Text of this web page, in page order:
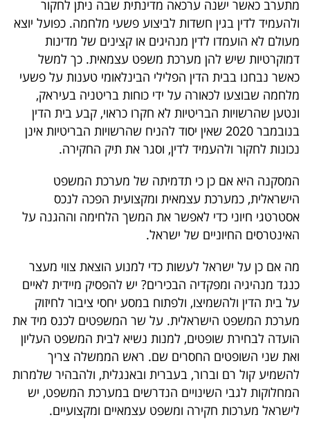
פרסמו
באייס
עקבו
אחרינו:
מתערב כאשר ישנה ערכאה מדינתית שבה ניתן לחקור
ולהעמיד לדין בגין חשדות לביצוע פשעי מלחמה. כפועל יוצא
מעולם לא הועמדו לדין מנהיגים או קצינים של מדינות
דמוקרטיות שיש להן מערכת משפט עצמאית. כך למשל
כאשר נבחנו בבית הדין הפלילי הבינלאומי טענות על פשעי
מלחמה שבוצעו לכאורה על ידי כוחות בריטניה בעיראק,
ונטען שהרשויות הבריטיות לא חקרו כראוי, קבע בית הדין
בנובמבר 2020 שאין יסוד להניח שהרשויות הבריטיות אינן
נכונות לחקור ולהעמיד לדין, וסגר את תיק החקירה.
המסקנה היא אם כן כי תדמיתה של מערכת המשפט
הישראלית, כמערכת עצמאית ומקצועית הפכה לנכס
אסטרטגי חיוני כדי לאפשר את המשך הלחימה וההגנה על
האינטרסים החיוניים של ישראל.
מה אם כן על ישראל לעשות כדי למנוע הוצאת צווי מעצר
כנגד מנהיגיה ומפקדיה הבכירים? יש להפסיק מיידית לאיים
על בית הדין ולהשמיצו, ולפתוח במסע יחסי ציבור לחיזוק
מערכת המשפט הישראלית. על שר המשפטים לכנס מיד את
הועדה לבחירת שופטים, למנות נשיא לבית המשפט העליון
ואת שני השופטים החסרים שם. ראש הממשלה צריך
להשמיע קול רם וברור, בעברית ובאנגלית, ולהבהיר שלמרות
המחלוקות לגבי השינויים הנדרשים במערכת המשפט, יש
לישראל מערכות חקירה ומשפט עצמאיים ומקצועיים.